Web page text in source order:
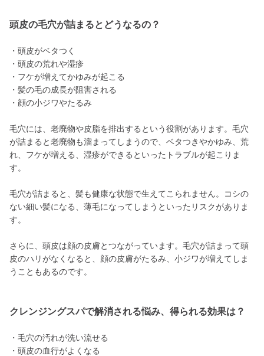
頭皮の毛穴が詰まるとどうなるの？
・頭皮がベタつく
・頭皮の荒れや湿疹
・フケが増えてかゆみが起こる
・髪の毛の成長が阻害される
・顔の小ジワやたるみ
毛穴には、老廃物や皮脂を排出するという役割があります。毛穴
が詰まると老廃物も溜まってしまうので、ベタつきやかゆみ、荒
れ、フケが増える、湿疹ができるといったトラブルが起こりま
す。
毛穴が詰まると、髪も健康な状態で生えてこられません。コシの
ない細い髪になる、薄毛になってしまうといったリスクがありま
す。
さらに、頭皮は顔の皮膚とつながっています。毛穴が詰まって頭
皮のハリがなくなると、顔の皮膚がたるみ、小ジワが増えてしま
うこともあるのです。
クレンジングスパで解消される悩み、得られる効果は？
・毛穴の汚れが洗い流せる
・頭皮の血行がよくなる